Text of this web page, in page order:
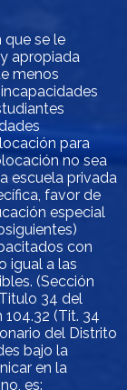
que se le
apropiada
menos
para
no sea
escuela privada
favor de
especial
con
igual a las
(Sección
34 del
(Tit. 34
del Distrito
bajo la
en la
es: